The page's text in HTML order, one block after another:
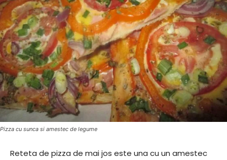
Pizza cu sunca si amestec de legume
Reteta de pizza de mai jos este una cu un amestec